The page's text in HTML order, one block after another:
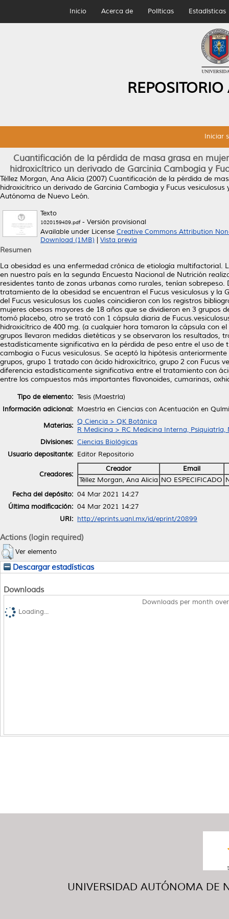
Inicio Acerca de Políticas Estadísticas
Iniciar
Cuantificación de la pérdida de masa grasa en
hidroxicítrico un derivado de Garcinia Cambogia y
Téllez Morgan, Ana Alicia (2007) Cuantificación de la pérdida de
hidroxicítrico un derivado de Garcinia Cambogia y Fucus
Autónoma de Nuevo León.
Texto
1020159489.pdf- Versión provisional
Available under License Creative Commons Attribution
Download (1MB)
Vista previa
Resumen
La obesidad es una enfermedad crónica de etiología
en nuestro país en la segunda Encuesta Nacional de Nutrición
residentes tanto de zonas urbanas como rurales, tenían
tratamiento de la obesidad se encuentran el Fucus vesiculosus y
del Fucus vesiculosus los cuales coincidieron con los registros
mujeres obesas mayores de 18 años que se dividieron en 3
tomó placebo, otro se trató con 1 cápsula diaria de
hidroxicítrico de 400 mg. (a cualquier hora tomaron la cápsula con
grupos llevaron medidas dietéticas y se observaron los resultados,
estadísticamente significativa en la pérdida de peso entre el uso
cambogia o Fucus vesiculosus. Se aceptó la hipótesis
grupos, grupo 1 tratado con ácido hidroxicítrico, grupo 2 con Fucus
diferencia estadísticamente significativa entre el tratamiento con
entre los compuestos más importantes flavonoides, cumarinas,
Tipo de elemento: Tesis (Maestría)
Información adicional: Maestría en Ciencias con Acentuación en
Materias: Q Ciencia > QK Botánica
R Medicina > RC Medicina Interna, Psiquiatría,
Divisiones: Ciencias Biológicas
Usuario depositante: Editor Repositorio
Creadores:
Creador
Email
Téllez Morgan, Ana Alicia NO ESPECIFICADO
Fecha del depósito: 04 Mar 2021 14:27
Última modificación: 04 Mar 2021 14:27
URI: http://eprints.uanl.mx/id/eprint/20899
Actions (login required)
Ver elemento
Descargar estadísticas
Downloads
Downloads per month
Loading...
UNIVERSIDAD AUTÓNOMA DE